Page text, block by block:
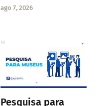
ago 7, 2026
Pesquisa para